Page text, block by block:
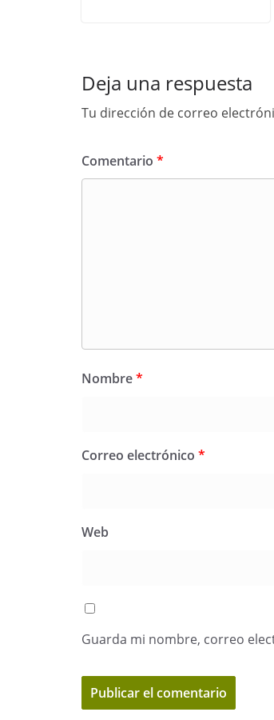
Deja una respuesta
Tu dirección de correo
Comentario *
Nombre*
Correo electrónico *
Web
Guarda mi nombre, correo